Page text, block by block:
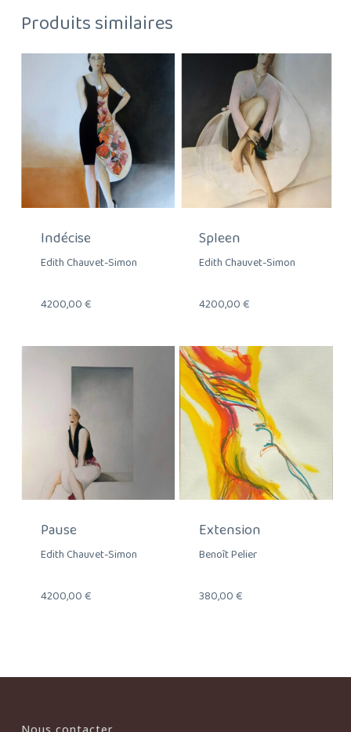
Produits similaires
Indécise
Edith Chauvet-Simon
4200,00€
Spleen
Edith Chauvet-Simon
4200,00€
Pause
Edith Chauvet-Simon
4200,00€
Extension
Benoît Pelier
380,00€